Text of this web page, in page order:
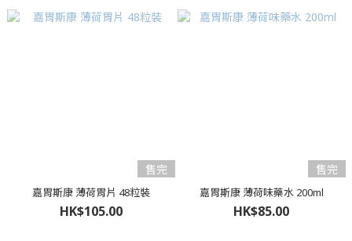
售完
嘉胃斯康 薄荷胃片 48粒裝
HK$105.00
售完
嘉胃斯康 薄荷味藥水 200ml
HK$85.00